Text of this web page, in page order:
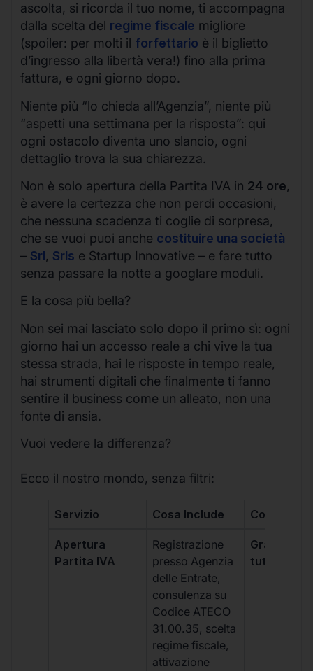
ascolta, si ricorda il tuo nome, ti accompagna
dalla scelta del regime fiscale migliore
(spoiler: per molti il forfettario è il biglietto
d’ingresso alla libertà vera!) fino alla prima
fattura, e ogni giorno dopo.
Niente più “lo chieda all’Agenzia”, niente più
“aspetti una settimana per la risposta”: qui
ogni ostacolo diventa uno slancio, ogni
dettaglio trova la sua chiarezza.
Non è solo apertura della Partita IVA in 24 ore,
è avere la certezza che non perdi occasioni,
che nessuna scadenza ti coglie di sorpresa,
che se vuoi puoi anche costituire una società
– Srl, Srls e Startup Innovative – e fare tutto
senza passare la notte a googlare moduli.
E la cosa più bella?
Non sei mai lasciato solo dopo il primo sì: ogni
giorno hai un accesso reale a chi vive la tua
stessa strada, hai le risposte in tempo reale,
hai strumenti digitali che finalmente ti fanno
sentire il business come un alleato, non una
fonte di ansia.
Vuoi vedere la differenza?
Ecco il nostro mondo, senza filtri:
Servizio Cosa Include Costo
Apertura
Partita IVA
Registrazione
presso Agenzia
delle Entrate,
consulenza su
Codice ATECO
31.00.35, scelta
regime fiscale,
attivazione
Gratis,
tutti i piani